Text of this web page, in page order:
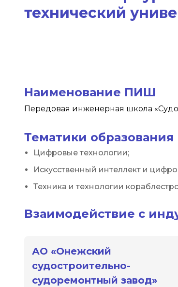
технический
Наименование ПИШ
Передовая инженерная школа
Тематики
Цифровые технологии;
Искусственный интеллект и
Техника и технологии
Взаимодействие с
АО «Онежский
судостроительно-
судоремонтный завод»